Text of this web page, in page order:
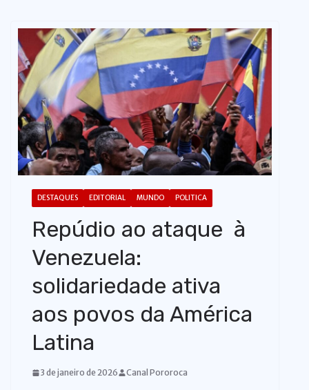
DESTAQUES EDITORIAL MUNDO POLITICA
Repúdio ao ataque à
Venezuela:
solidariedade ativa
aos povos da América
Latina
3 de janeiro de 2026 Canal Pororoca